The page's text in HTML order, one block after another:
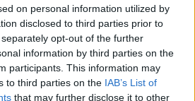
on personal information utilized by
disclosed to third parties prior to
opt-out of the further
information by third parties on the
participants. This information may
to third parties on the IAB’s List of
that may further disclose it to other
SOCIAL